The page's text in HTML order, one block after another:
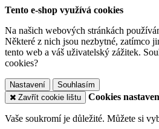
Tento e-shop využívá cookies
Na našich webových stránkách
Některé z nich jsou nezbytné, zatímco
tento web a váš uživatelský zážitek.
cookies?
Nastavení
Souhlasím
Zavřít cookie lištu
Cookies
Vaše soukromí je důležité. Můžete si